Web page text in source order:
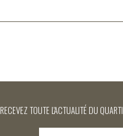
RECEVEZ TOUTE L'ACTUALITÉ DU